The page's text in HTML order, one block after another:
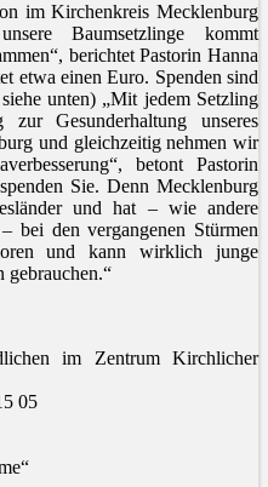
im Kirchenkreis Mecklenburg
Baumsetzlinge kommt
berichtet Pastorin Hanna
etwa einen Euro. Spenden sind
unten) „Mit jedem Setzling
Gesunderhaltung unseres
und gleichzeitig nehmen wir
betont Pastorin
Sie. Denn Mecklenburg
und hat – wie andere
bei den vergangenen Stürmen
und kann wirklich junge
gebrauchen.“
im Zentrum Kirchlicher
05